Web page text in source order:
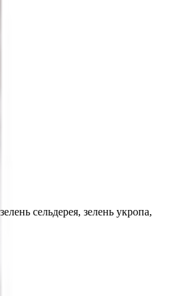
сельдерея, зелень укропа,